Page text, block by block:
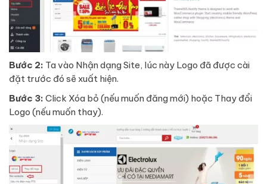
Bước 2: Ta vào Nhận dạng Site, lúc này Logo đã được cài
đặt trước đó sẽ xuất hiện.
Bước 3: Click Xóa bỏ (nếu muốn đăng mới) hoặc Thay đổi
Logo (nếu muốn thay).